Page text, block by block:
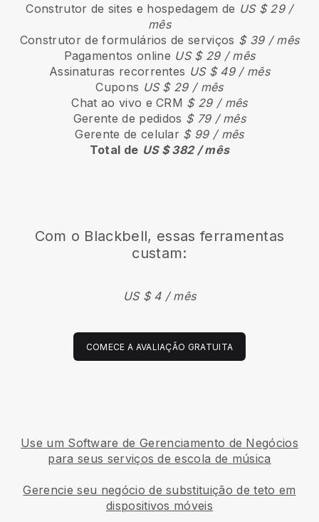
Construtor de sites e hospedagem de US $ 29 /
mês
Construtor de formulários de serviços $ 39 / mês
Pagamentos online US $ 29 / mês
Assinaturas recorrentes US $ 49 / mês
Cupons US $ 29 / mês
Chat ao vivo e CRM $ 29 / mês
Gerente de pedidos $ 79 / mês
Gerente de celular $ 99 / mês
Total de US $ 382 / mês
Com o Blackbell, essas ferramentas
custam:
US $ 4 / mês
COMECE A AVALIAÇÃO GRATUITA
Use um Software de Gerenciamento de Negócios
para seus serviços de escola de música
Gerencie seu negócio de substituição de teto em
dispositivos móveis